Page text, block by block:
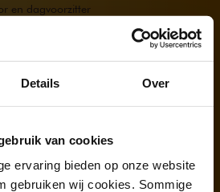
Details Over
van cookies
ervaring bieden op onze website
gebruiken wij cookies. Sommige
en dagvoorzitter
emeritus hoogleraar
en bestuurder
Uslu, staatssecretaris Cultuur en